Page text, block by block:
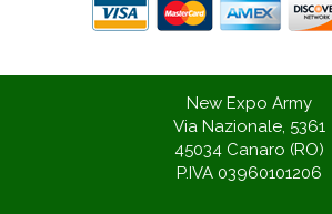
New Expo Army
Via Nazionale, 5361
45034 Canaro (RO)
P.IVA 03960101206